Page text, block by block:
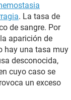
. La tasa de
de sangre. Por
aparición de
hay una tasa muy
desconocida,
cuyo caso se
un exceso